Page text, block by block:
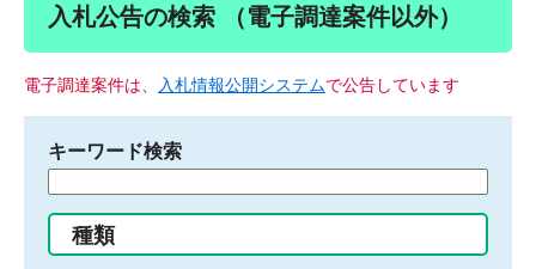
入札公告の検索 （電子調達案件以外）
電子調達案件は、 入札情報公開システムで公告しています
キーワード検索
る
種類